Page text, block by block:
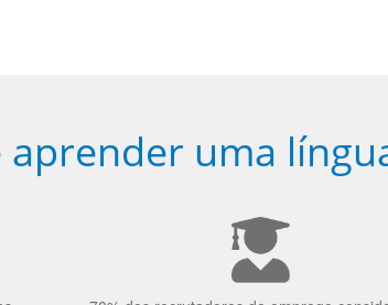
aprender uma